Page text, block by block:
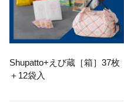
Shupatto+えび蔵［箱］37枚
＋12袋入